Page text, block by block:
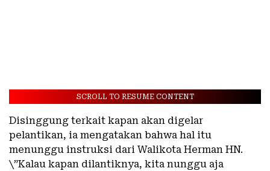
SCROLL TO RESUME CONTENT
Disinggung terkait kapan akan digelar
pelantikan, ia mengatakan bahwa hal itu
menunggu instruksi dari Walikota Herman HN.
\”Kalau kapan dilantiknya, kita nunggu aja